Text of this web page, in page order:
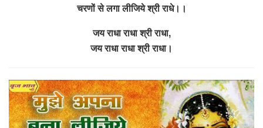
चरणों से लगा लीजिये श्री राधे।।
जय राधा राधा श्री राधा,
जय राधा राधा श्री राधा।